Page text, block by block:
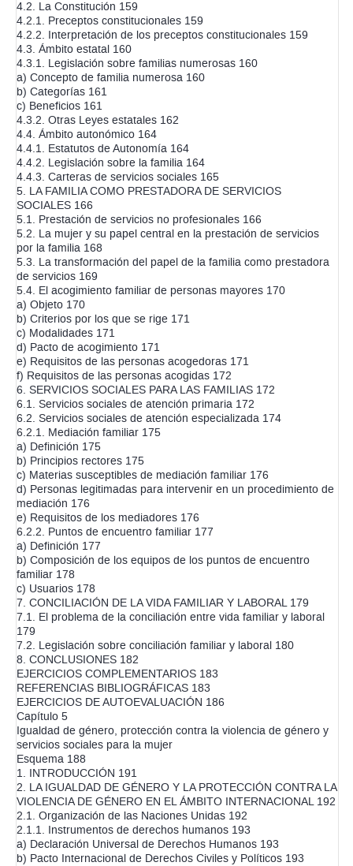
4.2. La Constitución 159
4.2.1. Preceptos constitucionales 159
4.2.2. Interpretación de los preceptos constitucionales 159
4.3. Ámbito estatal 160
4.3.1. Legislación sobre familias numerosas 160
a) Concepto de familia numerosa 160
b) Categorías 161
c) Beneficios 161
4.3.2. Otras Leyes estatales 162
4.4. Ámbito autonómico 164
4.4.1. Estatutos de Autonomía 164
4.4.2. Legislación sobre la familia 164
4.4.3. Carteras de servicios sociales 165
5. LA FAMILIA COMO PRESTADORA DE SERVICIOS
SOCIALES 166
5.1. Prestación de servicios no profesionales 166
5.2. La mujer y su papel central en la prestación de servicios
por la familia 168
5.3. La transformación del papel de la familia como prestadora
de servicios 169
5.4. El acogimiento familiar de personas mayores 170
a) Objeto 170
b) Criterios por los que se rige 171
c) Modalidades 171
d) Pacto de acogimiento 171
e) Requisitos de las personas acogedoras 171
f) Requisitos de las personas acogidas 172
6. SERVICIOS SOCIALES PARA LAS FAMILIAS 172
6.1. Servicios sociales de atención primaria 172
6.2. Servicios sociales de atención especializada 174
6.2.1. Mediación familiar 175
a) Definición 175
b) Principios rectores 175
c) Materias susceptibles de mediación familiar 176
d) Personas legitimadas para intervenir en un procedimiento de
mediación 176
e) Requisitos de los mediadores 176
6.2.2. Puntos de encuentro familiar 177
a) Definición 177
b) Composición de los equipos de los puntos de encuentro
familiar 178
c) Usuarios 178
7. CONCILIACIÓN DE LA VIDA FAMILIAR Y LABORAL 179
7.1. El problema de la conciliación entre vida familiar y laboral
179
7.2. Legislación sobre conciliación familiar y laboral 180
8. CONCLUSIONES 182
EJERCICIOS COMPLEMENTARIOS 183
REFERENCIAS BIBLIOGRÁFICAS 183
EJERCICIOS DE AUTOEVALUACIÓN 186
Capítulo 5
Igualdad de género, protección contra la violencia de género y
servicios sociales para la mujer
Esquema 188
1. INTRODUCCIÓN 191
2. LA IGUALDAD DE GÉNERO Y LA PROTECCIÓN CONTRA LA
VIOLENCIA DE GÉNERO EN EL ÁMBITO INTERNACIONAL 192
2.1. Organización de las Naciones Unidas 192
2.1.1. Instrumentos de derechos humanos 193
a) Declaración Universal de Derechos Humanos 193
b) Pacto Internacional de Derechos Civiles y Políticos 193